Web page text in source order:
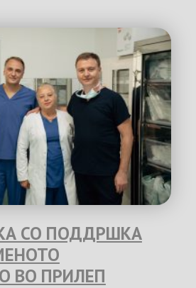
СО ПОДДРШКА
ВО ПРИЛЕП